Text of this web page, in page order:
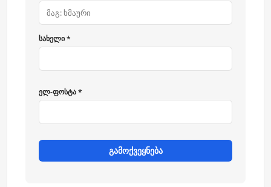
სახელი *
ელ-ფოსტა *
გამოქვეყნება